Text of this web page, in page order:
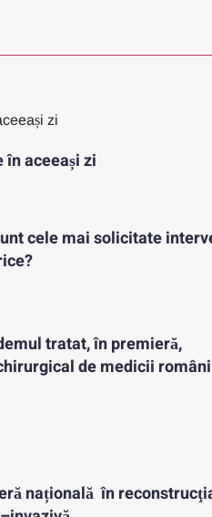
în aceeași zi
cele mai solicitate
tratat, în premieră,
de medicii români
națională în